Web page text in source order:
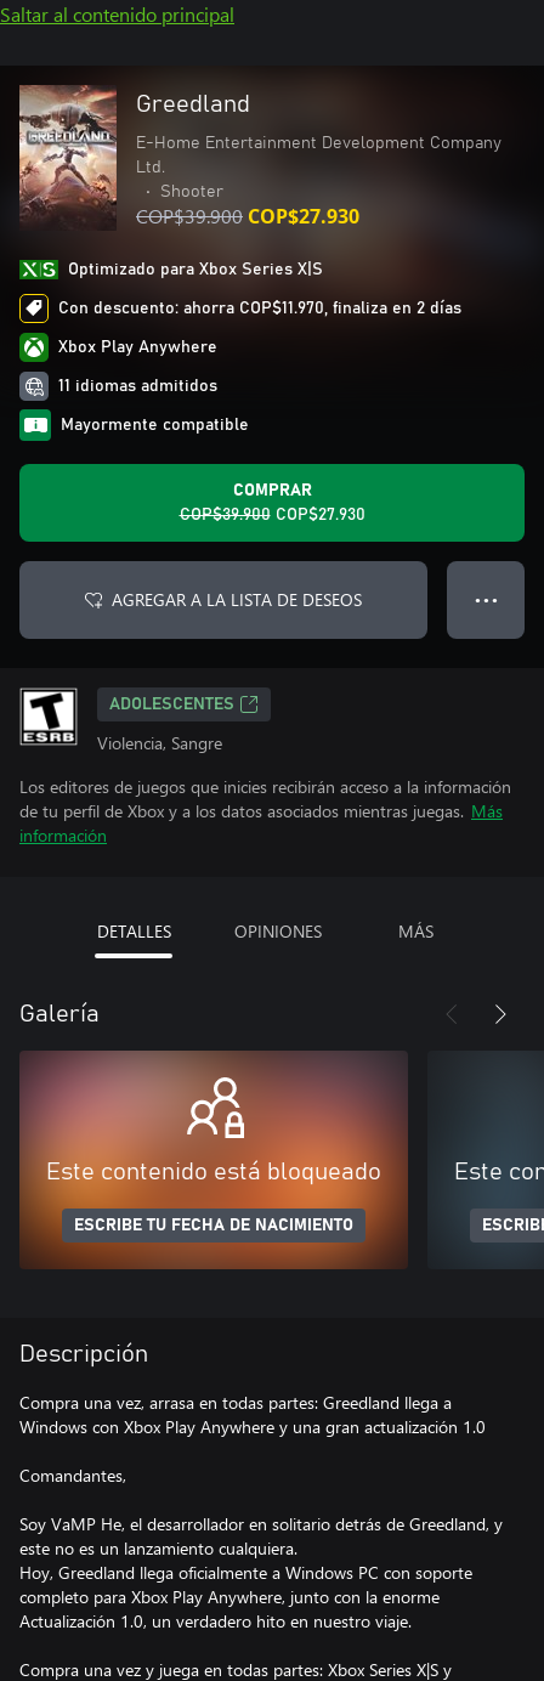
Saltar al contenido principal
Greedland
E-Home Entertainment Development Company
Ltd.
•
Shooter
COP$39.900 COP$27.930
Optimizado para Xbox Series X|S
Con descuento: ahorra COP$11.970, finaliza en 2 días
Xbox Play Anywhere
11 idiomas admitidos
Mayormente compatible
COMPRAR
COP$39.900 COP$27.930
AGREGAR A LA LISTA DE DESEOS ● ● ●
ADOLESCENTES
Violencia, Sangre
Los editores de juegos que inicies recibirán acceso a la información
de tu perfil de Xbox y a los datos asociados mientras juegas. Más
información
DETALLES OPINIONES MÁS
Galería
Este contenido está bloqueado
ESCRIBE TU FECHA DE NACIMIENTO
Este
Descripción
Compra una vez, arrasa en todas partes: Greedland llega a
Windows con Xbox Play Anywhere y una gran actualización 1.0
Comandantes,
Soy VaMP He, el desarrollador en solitario detrás de Greedland, y
este no es un lanzamiento cualquiera.
Hoy, Greedland llega oficialmente a Windows PC con soporte
completo para Xbox Play Anywhere, junto con la enorme
Actualización 1.0, un verdadero hito en nuestro viaje.
Compra una vez y juega en todas partes: Xbox Series X|S y